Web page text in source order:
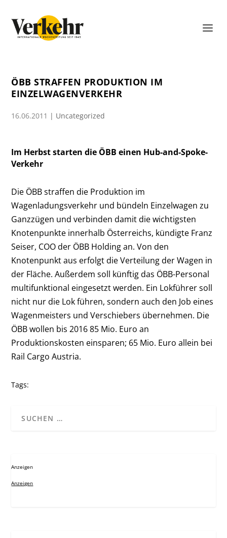
ÖBB STRAFFEN PRODUKTION IM
EINZELWAGENVERKEHR
16.06.2011 | Uncategorized
Im Herbst starten die ÖBB einen Hub-and-Spoke-
Verkehr
Die ÖBB straffen die Produktion im
Wagenladungsverkehr und bündeln Einzelwagen zu
Ganzzügen und verbinden damit die wichtigsten
Knotenpunkte innerhalb Österreichs, kündigte Franz
Seiser, COO der ÖBB Holding an. Von den
Knotenpunkt aus erfolgt die Verteilung der Wagen in
der Fläche. Außerdem soll künftig das ÖBB-Personal
multifunktional eingesetzt werden. Ein Lokführer soll
nicht nur die Lok führen, sondern auch den Job eines
Wagenmeisters und Verschiebers übernehmen. Die
ÖBB wollen bis 2016 85 Mio. Euro an
Produktionskosten einsparen; 65 Mio. Euro allein bei
Rail Cargo Austria.
Tags:
Anzeigen
Anzeigen